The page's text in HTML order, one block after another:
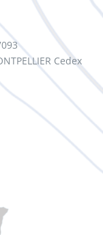
Cedex